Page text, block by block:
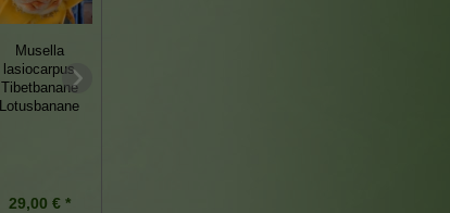
Musella
lasiocarpus
Tibetbanane
Lotusbanane
29,00 € *